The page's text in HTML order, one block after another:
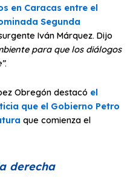
en Caracas entre el
Segunda
Iván Márquez. Dijo
para que los diálogos
.
Obregón destacó el
que el Gobierno Petro
que comienza el
derecha